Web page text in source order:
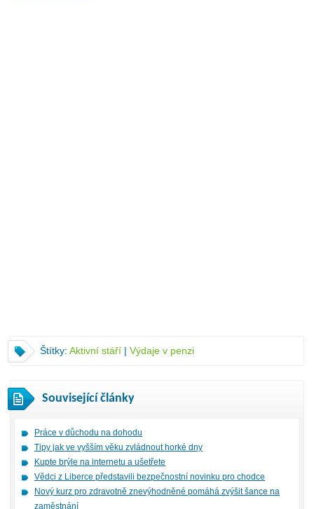
Štítky: Aktivní stáří | Výdaje v penzi
Související články
Práce v důchodu na dohodu
Tipy jak ve vyšším věku zvládnout horké dny
Kupte brýle na internetu a ušetřete
Vědci z Liberce představili bezpečnostní novinku pro chodce
Nový kurz pro zdravotně znevýhodněné pomáhá zvýšit šance na
zaměstnání